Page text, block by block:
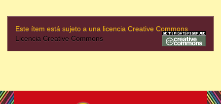
Este ítem está sujeto a una licencia Creative Commons
Licencia Creative Commons